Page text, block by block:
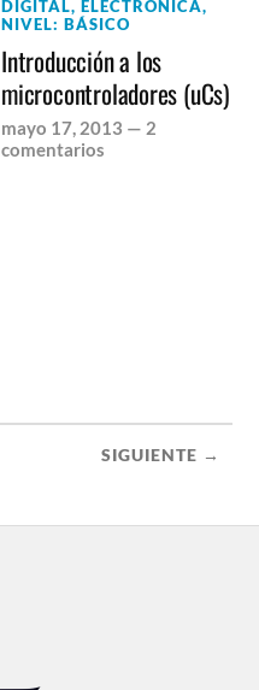
DIGITAL, ELECTRÓNICA,
NIVEL: BÁSICO
Introducción a los
microcontroladores (uCs)
mayo 17, 2013 — 2
comentarios
SIGUIENTE →